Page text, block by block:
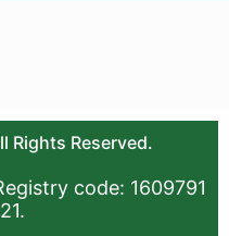
Rights Reserved.
code: 1609791